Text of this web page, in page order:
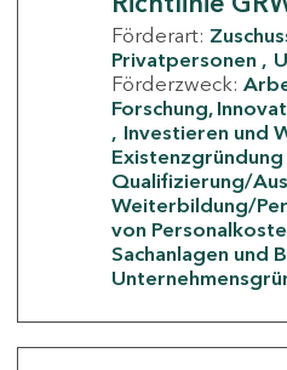
Förderart:
Privatpersonen
Förderzweck:
Forschung,
Investieren und
Existenzgründung
Qualifizierung/
Weiterbildung/
von
Sachanlagen und